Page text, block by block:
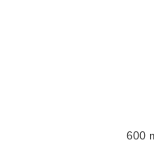
600